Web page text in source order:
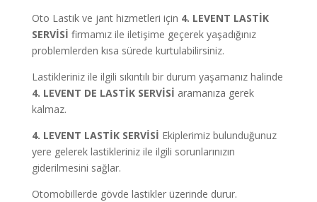
Oto Lastik ve jant hizmetleri için 4. LEVENT LASTİK
SERVİSİ firmamız ile iletişime geçerek yaşadığınız
problemlerden kısa sürede kurtulabilirsiniz.
Lastikleriniz ile ilgili sıkıntılı bir durum yaşamanız halinde
4. LEVENT DE LASTİK SERVİSİ aramanıza gerek
kalmaz.
4. LEVENT LASTİK SERVİSİ Ekiplerimiz bulunduğunuz
yere gelerek lastikleriniz ile ilgili sorunlarınızın
giderilmesini sağlar.
Otomobillerde gövde lastikler üzerinde durur.